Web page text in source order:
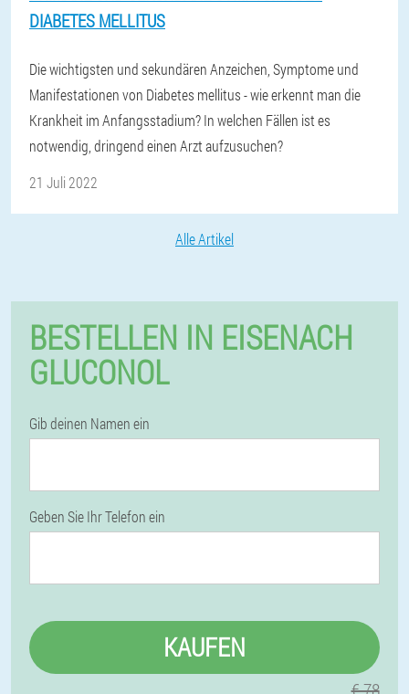
DIABETES MELLITUS
Die wichtigsten und sekundären Anzeichen, Symptome und
Manifestationen von Diabetes mellitus - wie erkennt man die
Krankheit im Anfangsstadium? In welchen Fällen ist es
notwendig, dringend einen Arzt aufzusuchen?
21 Juli 2022
Alle Artikel
BESTELLEN IN EISENACH
GLUCONOL
Gib deinen Namen ein
Geben Sie Ihr Telefon ein
KAUFEN